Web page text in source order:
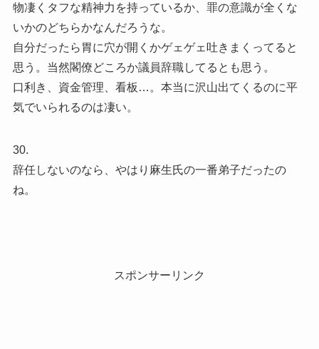
物凄くタフな精神力を持っているか、罪の意識が全くな
いかのどちらかなんだろうな。
自分だったら胃に穴が開くかゲェゲェ吐きまくってると
思う。当然閣僚どころか議員辞職してるとも思う。
口利き、資金管理、看板…。本当に沢山出てくるのに平
気でいられるのは凄い。
30.
辞任しないのなら、やはり麻生氏の一番弟子だったの
ね。
スポンサーリンク